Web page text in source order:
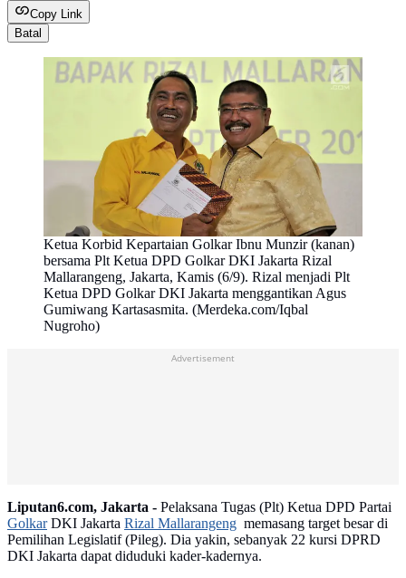
Copy Link
Batal
Ketua Korbid Kepartaian Golkar Ibnu Munzir (kanan)
bersama Plt Ketua DPD Golkar DKI Jakarta Rizal
Mallarangeng, Jakarta, Kamis (6/9). Rizal menjadi Plt
Ketua DPD Golkar DKI Jakarta menggantikan Agus
Gumiwang Kartasasmita. (Merdeka.com/Iqbal
Nugroho)
Advertisement
Liputan6.com, Jakarta - Pelaksana Tugas (Plt) Ketua DPD Partai
GolkarDKI Jakarta Rizal Mallarangeng memasang target besar di
Pemilihan Legislatif (Pileg). Dia yakin, sebanyak 22 kursi DPRD
DKI Jakarta dapat diduduki kader-kadernya.